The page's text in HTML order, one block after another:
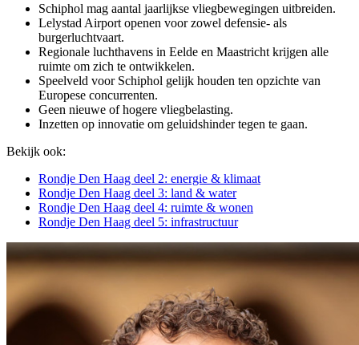
Schiphol mag aantal jaarlijkse vliegbewegingen uitbreiden.
Lelystad Airport openen voor zowel defensie- als
burgerluchtvaart.
Regionale luchthavens in Eelde en Maastricht krijgen alle
ruimte om zich te ontwikkelen.
Speelveld voor Schiphol gelijk houden ten opzichte van
Europese concurrenten.
Geen nieuwe of hogere vliegbelasting.
Inzetten op innovatie om geluidshinder tegen te gaan.
Bekijk ook:
Rondje Den Haag deel 2: energie & klimaat
Rondje Den Haag deel 3: land & water
Rondje Den Haag deel 4: ruimte & wonen
Rondje Den Haag deel 5: infrastructuur